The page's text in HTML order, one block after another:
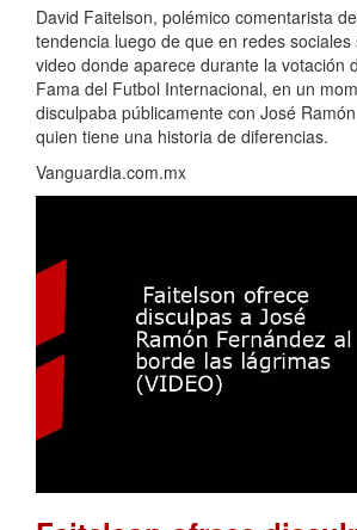
David Faitelson, polémico comentarista
tendencia luego de que en redes
video donde aparece durante la votación
Fama del Futbol Internacional, en un
disculpaba públicamente con José
quien tiene una historia de diferencias.
Vanguardia.com.mx